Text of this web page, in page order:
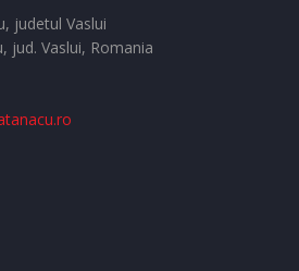
judetul Vaslui
jud. Vaslui, Romania